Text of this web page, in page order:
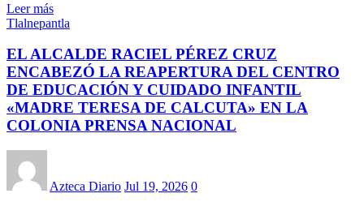
Leer más
Tlalnepantla
EL ALCALDE RACIEL PÉREZ CRUZ
ENCABEZÓ LA REAPERTURA DEL CENTRO
DE EDUCACIÓN Y CUIDADO INFANTIL
«MADRE TERESA DE CALCUTA» EN LA
COLONIA PRENSA NACIONAL
Azteca Diario Jul 19, 2026 0